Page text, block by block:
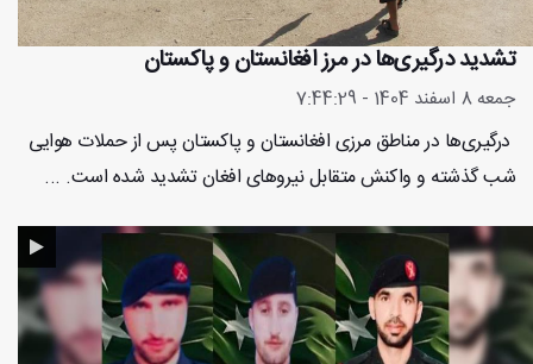
تشدید درگیری‌ها در مرز افغانستان و پاکستان
جمعه 8 اسفند 1404 - 7:44:29
درگیری‌ها در مناطق مرزی افغانستان و پاکستان پس از حملات هوایی
شب گذشته و واکنش متقابل نیروهای افغان تشدید شده است. ...